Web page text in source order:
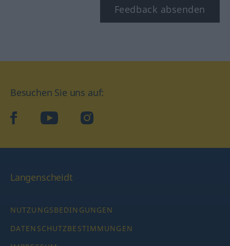
Feedback absenden
Besuchen Sie uns auf:
facebookYouTube Instagram
Langenscheidt
NUTZUNGSBEDINGUNGEN
DATENSCHUTZBESTIMMUNGEN